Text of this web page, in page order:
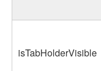
isTabHolderVisible